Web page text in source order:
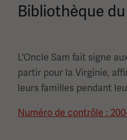
Bibliothèque
L'Oncle Sam fait signe
partir pour la Virginie,
leurs familles pendant
Numéro de contrôle :